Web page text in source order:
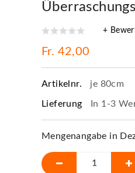
+
Fr. 42,00
Artikelnr. je 80cm
Lieferung In 1-3
Mengenangabe in